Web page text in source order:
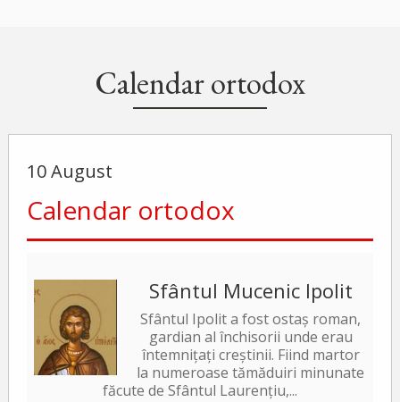
Calendar ortodox
10 August
Calendar ortodox
Sfântul Mucenic Ipolit
Sfântul Ipolit a fost ostaș roman,
gardian al închisorii unde erau
întemnițați creștinii. Fiind martor
la numeroase tămăduiri minunate
făcute de Sfântul Laurențiu,...